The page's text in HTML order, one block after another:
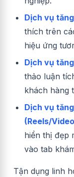
Dịch vụ
thích trên
hiệu ứng
Dịch vụ
thảo luận
khách hàng
Dịch vụ
(Reels/
hiển thị đẹp
vào tab
Tận dụng linh